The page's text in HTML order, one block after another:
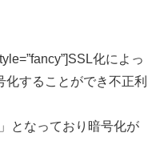
化によっ
することができ不正利
となっており暗号化が